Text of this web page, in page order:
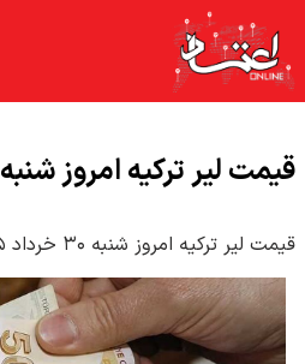
قیمت لیر ترکیه امروز شنبه ۳۰ خرداد ۱۴۰۵
قیمت لیر ترکیه امروز شنبه ۳۰ خرداد ۱۴۰۵ اعلام شد.